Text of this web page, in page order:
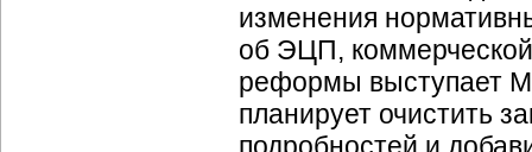
изменения
об ЭЦП,
реформы выступает
планирует очистить